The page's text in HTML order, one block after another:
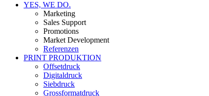
YES, WE DO.
Marketing
Sales Support
Promotions
Market Development
Referenzen
PRINT PRODUKTION
Offsetdruck
Digitaldruck
Siebdruck
Grossformatdruck